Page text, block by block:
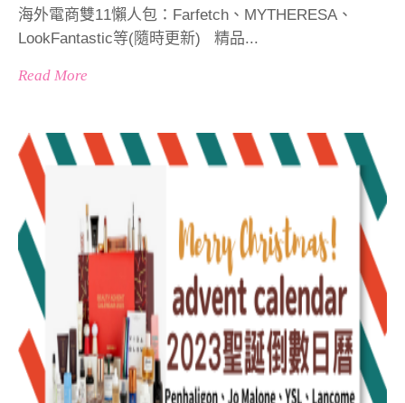
海外電商雙11懶人包：Farfetch、MYTHERESA、
LookFantastic等(隨時更新) 精品...
Read More